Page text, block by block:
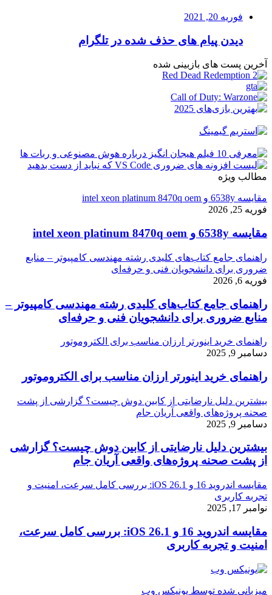
فوریه 20, 2021
دیدن پیام های حذف شده در تلگرام
آخرین پست های بازبینی شده
مطالب ویژه
مقایسه 6538y و intel xeon platinum 8470q oem
فوریه 25, 2026
مقایسه 6538y و intel xeon platinum 8470q oem
راهنمای جامع کتاب‌های کلیدی رشته مهندسی کامپیوتر – منابع
ضروری برای دانشجویان فنی و حرفه‌ای
فوریه 6, 2026
راهنمای جامع کتاب‌های کلیدی رشته مهندسی کامپیوتر –
منابع ضروری برای دانشجویان فنی و حرفه‌ای
راهنمای خرید اینورتر ارزان مناسب برای الکتروموتور
دسامبر 9, 2025
راهنمای خرید اینورتر ارزان مناسب برای الکتروموتور
بیشترین دلیل نارضایتی از کابین دوش چیست؟ گزارشی از پشت
صحنه پروژه‌های واقعی آریان جام
دسامبر 9, 2025
بیشترین دلیل نارضایتی از کابین دوش چیست؟ گزارشی
از پشت صحنه پروژه‌های واقعی آریان جام
مقایسه اندروید 16 و iOS 26.1: بررسی کامل سرعت، امنیت و
تجربه کاربری
نوامبر 17, 2025
مقایسه اندروید 16 و iOS 26.1: بررسی کامل سرعت،
امنیت و تجربه کاربری
میزبانی شده توسط یونیکس وب